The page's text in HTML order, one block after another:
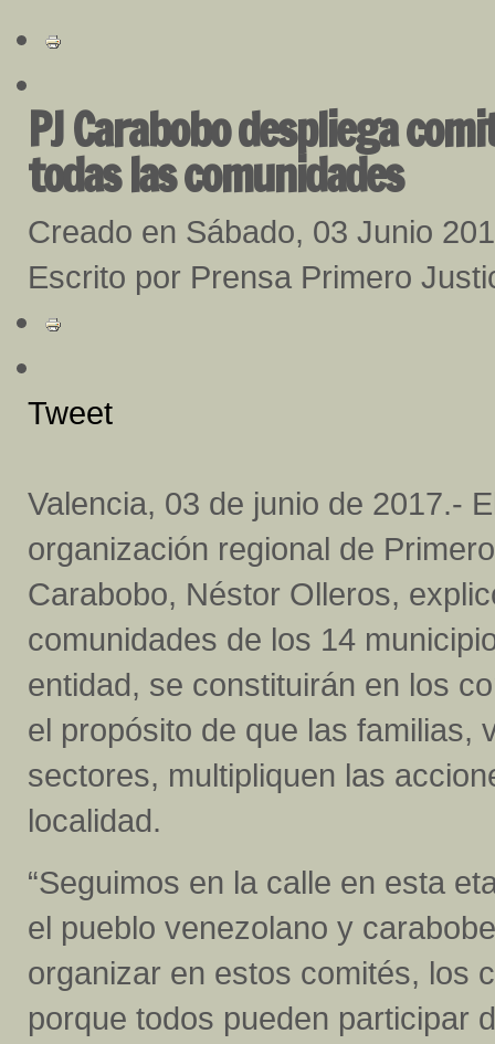
PJ Carabobo despliega
todas las comunidades
Creado en Sábado, 03 Junio
Escrito por Prensa Primero
Tweet
Valencia, 03 de junio de 2017.-
organización regional de
Carabobo, Néstor Olleros,
comunidades de los 14
entidad, se constituirán en los
el propósito de que las familias,
sectores, multipliquen las
localidad.
“Seguimos en la calle en esta
el pueblo venezolano y
organizar en estos comités, los
porque todos pueden participar